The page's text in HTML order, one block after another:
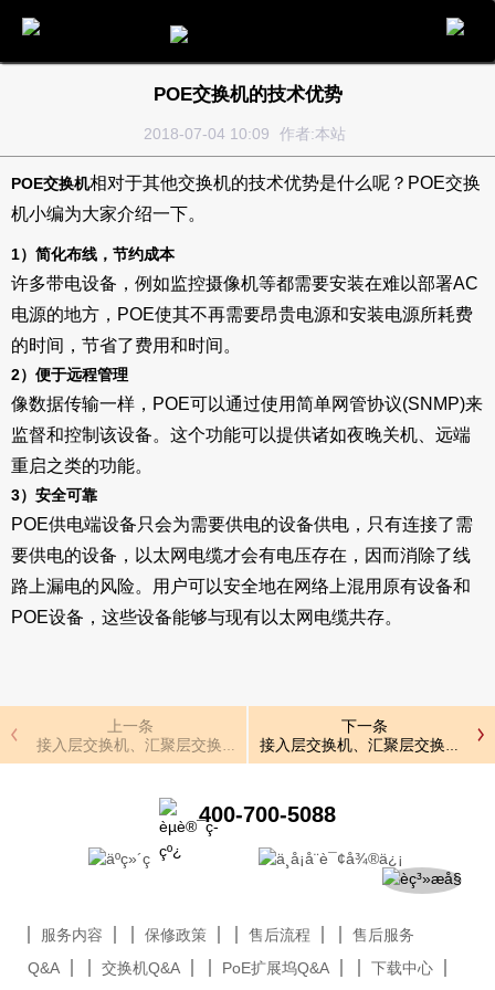
POE交换机的技术优势
2018-07-04 10:09 作者:本站
POE交换机相对于其他交换机的技术优势是什么呢？POE交换
机小编为大家介绍一下。
1）简化布线，节约成本
许多带电设备，例如监控摄像机等都需要安装在难以部署AC
电源的地方，POE使其不再需要昂贵电源和安装电源所耗费
的时间，节省了费用和时间。
2）便于远程管理
像数据传输一样，POE可以通过使用简单网管协议(SNMP)来
监督和控制该设备。这个功能可以提供诸如夜晚关机、远端
重启之类的功能。
3）安全可靠
POE供电端设备只会为需要供电的设备供电，只有连接了需
要供电的设备，以太网电缆才会有电压存在，因而消除了线
路上漏电的风险。用户可以安全地在网络上混用原有设备和
POE设备，这些设备能够与现有以太网电缆共存。
上一条
接入层交换机、汇聚层交换机和核心层交换机的不同
下一条
接入层交换机、汇聚层交换机和
400-700-5088
服务内容 保修政策 售后流程
售后服务
Q&A
交换机Q&A PoE扩展坞Q&A 下载中心
电话 留言